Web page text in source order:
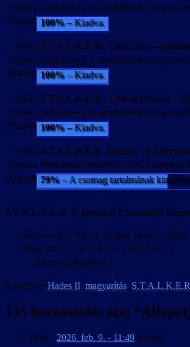
Projekt: Játékszöveg és kezelőfelület
Állapot: 100%– Kiadva.
Játék: S.T.A.L.K.E.R.: Clear Sky –
Projekt: Játékszöveg és kezelőfelület
Állapot: 100%– Kiadva.
Játék: S.T.A.L.K.E.R.: Call of Pripyat –
Projekt: Játékszöveg és kezelőfelület
Állapot: 100%– Kiadva.
Játék: S.T.A.L.K.E.R. Shadow of
Projekt: Feliratozás illesztése a SoC Complete
Állapot: 79%– A csomag tartalmának
S.T.A.L.K.E.R. 2: Heart of Chornobyl
Játékverzió: 1.9.0(?) “Sealed Truth” –
Magyarítás: 1.08 (1.9.0) – 2026. 04. 19.
Állapot: Megfelelő
Kategória: Hades II, magyarítás,
133 hozzászólás a(z) “
Freel - 2026. feb. 9. - 11:49 szerint: